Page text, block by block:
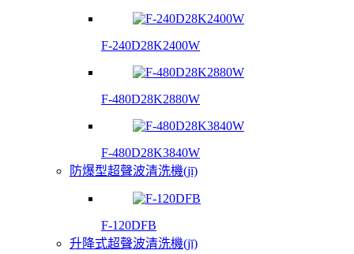
F-240D28K2400W
F-480D28K2880W
F-480D28K3840W
防爆型超聲波清洗機(jī)
F-120DFB
升降式超聲波清洗機(jī)